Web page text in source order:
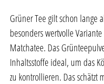
Grüner Tee gilt schon lange
besonders wertvolle
Matchatee. Das
Inhaltsstoffe ideal, um das
zu kontrollieren. Das schätzt